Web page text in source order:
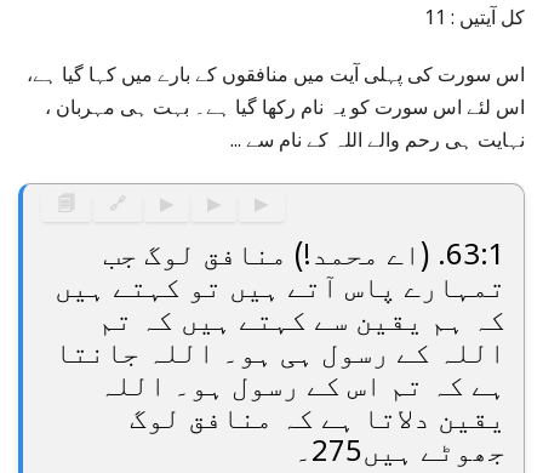
کل آیتیں : 11
اس سورت کی پہلی آیت میں منافقوں کے بارے میں کہا گیا ہے،
اس لئے اس سورت کو یہ نام رکھا گیا ہے۔ بہت ہی مہربان ،
نہایت ہی رحم والے اللہ کے نام سے ...
▶
▶
▶
🔗
🗐
63:1. (اے محمد!) منافق لوگ جب
تمہارے پاس آتے ہیں تو کہتے ہیں
کہ ہم یقین سے کہتے ہیں کہ تم
اللہ کے رسول ہی ہو۔ اللہ جانتا
ہے کہ تم اس کے رسول ہو۔ اللہ
یقین دلاتا ہے کہ منافق لوگ
جھوٹے ہیں275۔